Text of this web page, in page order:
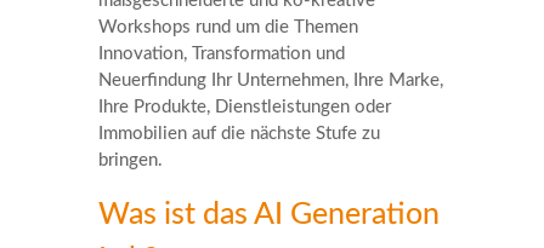
Workshops rund um die Themen
Innovation, Transformation und
Neuerfindung Ihr Unternehmen, Ihre Marke,
Ihre Produkte, Dienstleistungen oder
Immobilien auf die nächste Stufe zu
bringen.
Was ist das AI Generation